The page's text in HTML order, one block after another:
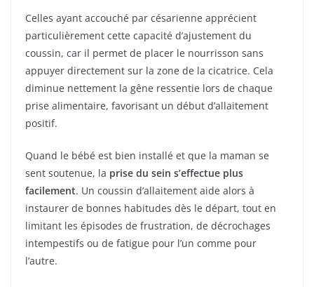
Celles ayant accouché par césarienne apprécient
particulièrement cette capacité d’ajustement du
coussin, car il permet de placer le nourrisson sans
appuyer directement sur la zone de la cicatrice. Cela
diminue nettement la gêne ressentie lors de chaque
prise alimentaire, favorisant un début d’allaitement
positif.
Quand le bébé est bien installé et que la maman se
sent soutenue, la prise du sein s’effectue plus
facilement. Un coussin d’allaitement aide alors à
instaurer de bonnes habitudes dès le départ, tout en
limitant les épisodes de frustration, de décrochages
intempestifs ou de fatigue pour l’un comme pour
l’autre.